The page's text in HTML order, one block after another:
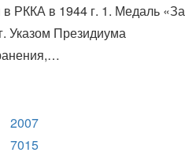
РККА в 1944 г. 1. Медаль «За
Указом Президиума
2007
7015